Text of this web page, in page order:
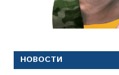
НОВОСТИ